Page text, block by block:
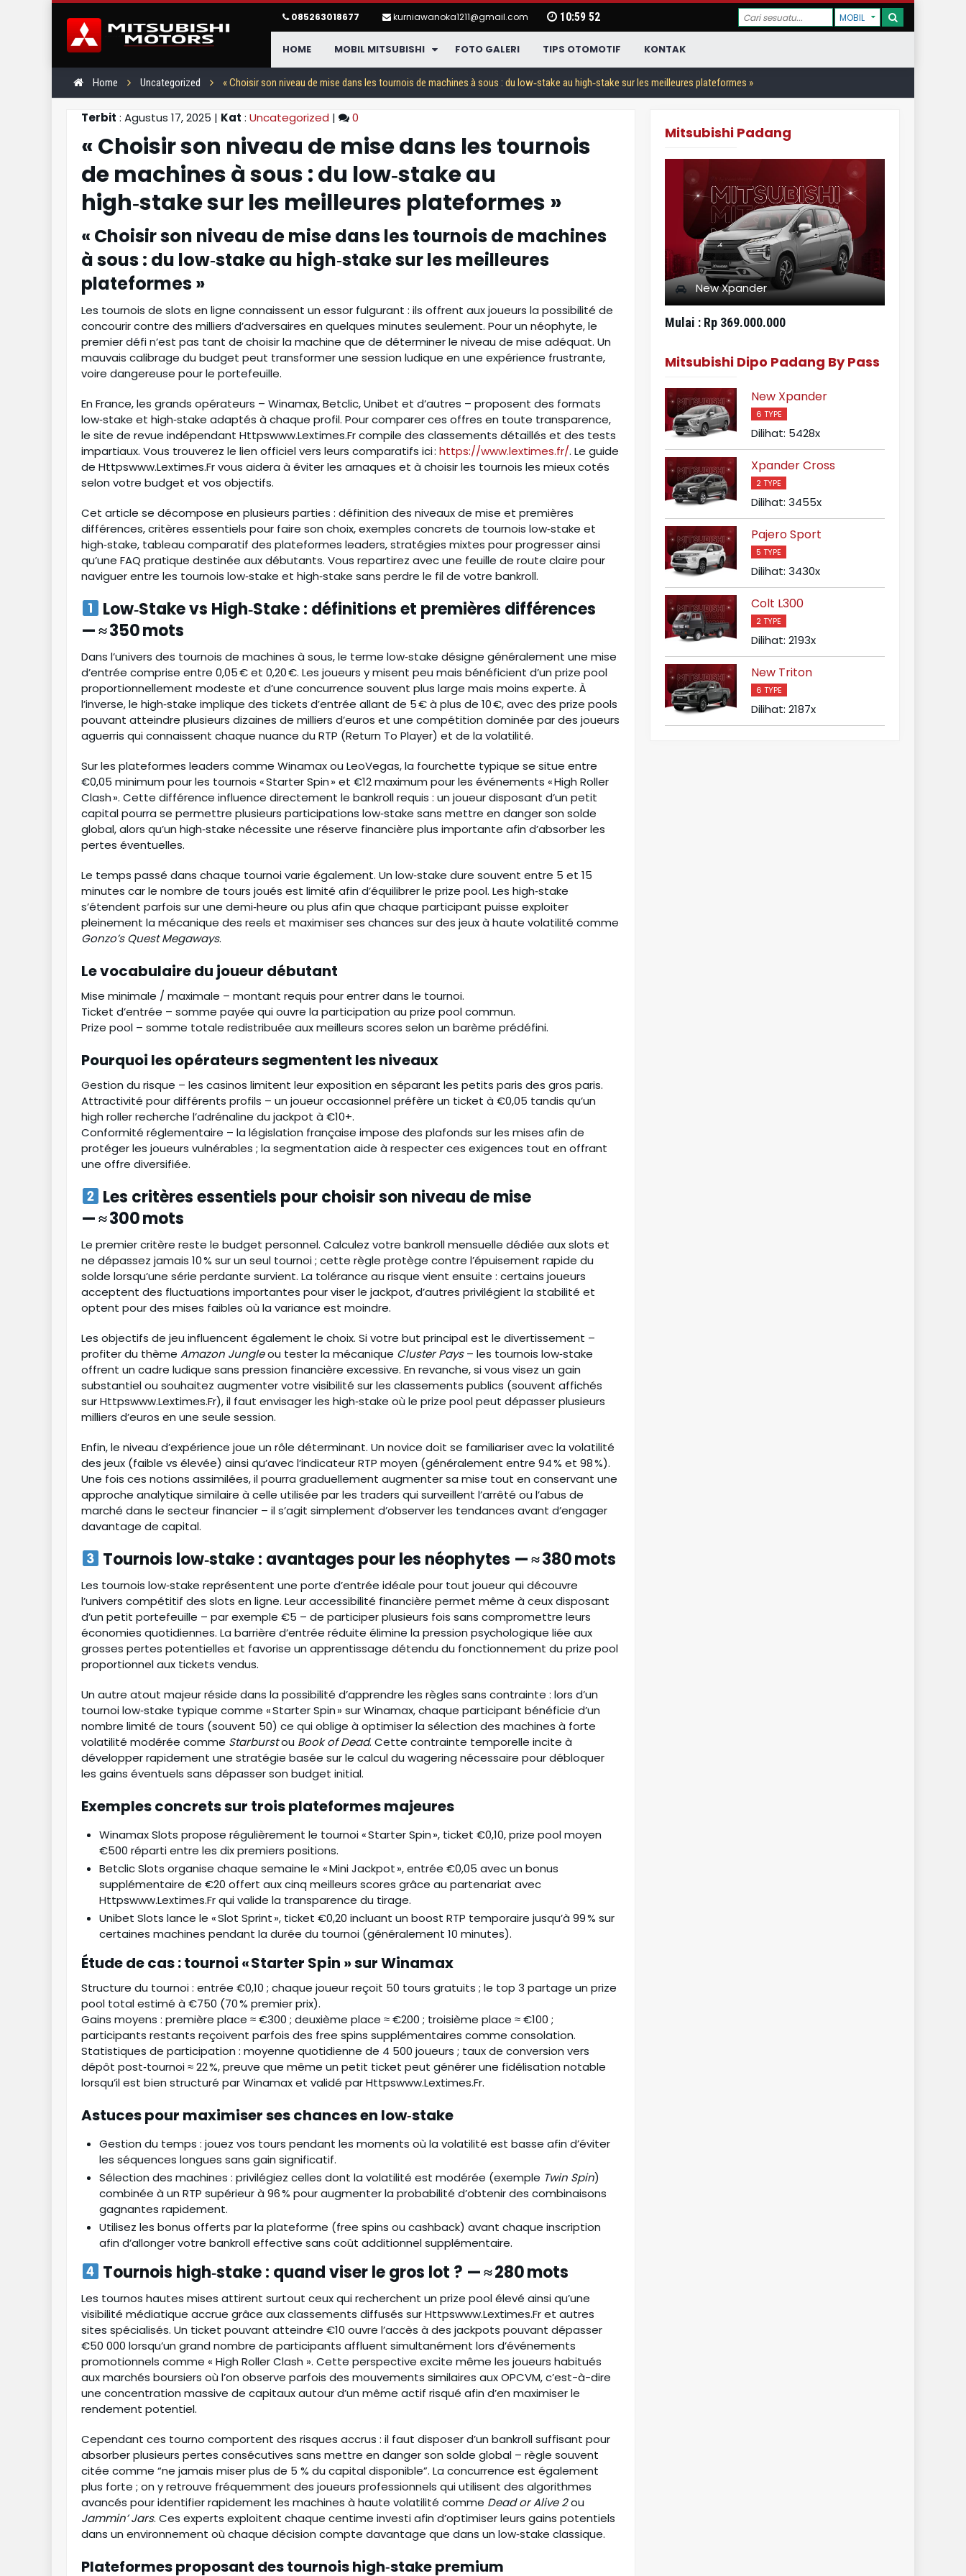
085263018677 kurniawanoka1211@gmail.com 10:59 53
HOME MOBIL MITSUBISHI FOTO GALERI TIPS OTOMOTIF KONTAK
Home Uncategorized « Choisir son niveau de mise dans les tournois de machines à sous : du low‑stake au high‑stake sur les meilleures plateformes »
Terbit : Agustus 17, 2025 | Kat : Uncategorized | 0
« Choisir son niveau de mise dans les tournois
de machines à sous : du low‑stake au
high‑stake sur les meilleures plateformes »
« Choisir son niveau de mise dans les tournois de machines
à sous : du low‑stake au high‑stake sur les meilleures
plateformes »
Les tournois de slots en ligne connaissent un essor fulgurant : ils offrent aux joueurs la possibilité de
concourir contre des milliers d’adversaires en quelques minutes seulement. Pour un néophyte, le
premier défi n’est pas tant de choisir la machine que de déterminer le niveau de mise adéquat. Un
mauvais calibrage du budget peut transformer une session ludique en une expérience frustrante,
voire dangereuse pour le portefeuille.
En France, les grands opérateurs – Winamax, Betclic, Unibet et d’autres – proposent des formats
low‑stake et high‑stake adaptés à chaque profil. Pour comparer ces offres en toute transparence,
le site de revue indépendant Httpswww.Lextimes.Fr compile des classements détaillés et des tests
impartiaux. Vous trouverez le lien officiel vers leurs comparatifs ici : https://www.lextimes.fr/. Le guide
de Httpswww.Lextimes.Fr vous aidera à éviter les arnaques et à choisir les tournois les mieux cotés
selon votre budget et vos objectifs.
Cet article se décompose en plusieurs parties : définition des niveaux de mise et premières
différences, critères essentiels pour faire son choix, exemples concrets de tournois low‑stake et
high‑stake, tableau comparatif des plateformes leaders, stratégies mixtes pour progresser ainsi
qu’une FAQ pratique destinée aux débutants. Vous repartirez avec une feuille de route claire pour
naviguer entre les tournois low‑stake et high‑stake sans perdre le fil de votre bankroll.
Low‑Stake vs High‑Stake : définitions et premières différences
— ≈ 350 mots
Dans l’univers des tournois de machines à sous, le terme low‑stake désigne généralement une mise
d’entrée comprise entre 0,05 € et 0,20 €. Les joueurs y misent peu mais bénéficient d’un prize pool
proportionnellement modeste et d’une concurrence souvent plus large mais moins experte. À
l’inverse, le high‑stake implique des tickets d’entrée allant de 5 € à plus de 10 €, avec des prize pools
pouvant atteindre plusieurs dizaines de milliers d’euros et une compétition dominée par des joueurs
aguerris qui connaissent chaque nuance du RTP (Return To Player) et de la volatilité.
Sur les plateformes leaders comme Winamax ou LeoVegas, la fourchette typique se situe entre
€0,05 minimum pour les tournois « Starter Spin » et €12 maximum pour les événements « High Roller
Clash ». Cette différence influence directement le bankroll requis : un joueur disposant d’un petit
capital pourra se permettre plusieurs participations low‑stake sans mettre en danger son solde
global, alors qu’un high‑stake nécessite une réserve financière plus importante afin d’absorber les
pertes éventuelles.
Le temps passé dans chaque tournoi varie également. Un low‑stake dure souvent entre 5 et 15
minutes car le nombre de tours joués est limité afin d’équilibrer le prize pool. Les high‑stake
s’étendent parfois sur une demi‑heure ou plus afin que chaque participant puisse exploiter
pleinement la mécanique des reels et maximiser ses chances sur des jeux à haute volatilité comme
Gonzo’s Quest Megaways.
Le vocabulaire du joueur débutant
Mise minimale / maximale – montant requis pour entrer dans le tournoi.
Ticket d’entrée – somme payée qui ouvre la participation au prize pool commun.
Prize pool – somme totale redistribuée aux meilleurs scores selon un barème prédéfini.
Pourquoi les opérateurs segmentent les niveaux
Gestion du risque – les casinos limitent leur exposition en séparant les petits paris des gros paris.
Attractivité pour différents profils – un joueur occasionnel préfère un ticket à €0,05 tandis qu’un
high roller recherche l’adrénaline du jackpot à €10+.
Conformité réglementaire – la législation française impose des plafonds sur les mises afin de
protéger les joueurs vulnérables ; la segmentation aide à respecter ces exigences tout en offrant
une offre diversifiée.
Les critères essentiels pour choisir son niveau de mise
— ≈ 300 mots
Le premier critère reste le budget personnel. Calculez votre bankroll mensuelle dédiée aux slots et
ne dépassez jamais 10 % sur un seul tournoi ; cette règle protège contre l’épuisement rapide du
solde lorsqu’une série perdante survient. La tolérance au risque vient ensuite : certains joueurs
acceptent des fluctuations importantes pour viser le jackpot, d’autres privilégient la stabilité et
optent pour des mises faibles où la variance est moindre.
Les objectifs de jeu influencent également le choix. Si votre but principal est le divertissement –
profiter du thème Amazon Jungleou tester la mécanique Cluster Pays– les tournois low‑stake
offrent un cadre ludique sans pression financière excessive. En revanche, si vous visez un gain
substantiel ou souhaitez augmenter votre visibilité sur les classements publics (souvent affichés
sur Httpswww.Lextimes.Fr), il faut envisager les high‑stake où le prize pool peut dépasser plusieurs
milliers d’euros en une seule session.
Enfin, le niveau d’expérience joue un rôle déterminant. Un novice doit se familiariser avec la volatilité
des jeux (faible vs élevée) ainsi qu’avec l’indicateur RTP moyen (généralement entre 94 % et 98 %).
Une fois ces notions assimilées, il pourra graduellement augmenter sa mise tout en conservant une
approche analytique similaire à celle utilisée par les traders qui surveillent l’arrêté ou l’abus de
marché dans le secteur financier – il s’agit simplement d’observer les tendances avant d’engager
davantage de capital.
Tournois low‑stake : avantages pour les néophytes — ≈ 380 mots
Les tournois low‑stake représentent une porte d’entrée idéale pour tout joueur qui découvre
l’univers compétitif des slots en ligne. Leur accessibilité financière permet même à ceux disposant
d’un petit portefeuille – par exemple €5 – de participer plusieurs fois sans compromettre leurs
économies quotidiennes. La barrière d’entrée réduite élimine la pression psychologique liée aux
grosses pertes potentielles et favorise un apprentissage détendu du fonctionnement du prize pool
proportionnel aux tickets vendus.
Un autre atout majeur réside dans la possibilité d’apprendre les règles sans contrainte : lors d’un
tournoi low‑stake typique comme « Starter Spin » sur Winamax, chaque participant bénéficie d’un
nombre limité de tours (souvent 50) ce qui oblige à optimiser la sélection des machines à forte
volatilité modérée comme Starburstou Book of Dead. Cette contrainte temporelle incite à
développer rapidement une stratégie basée sur le calcul du wagering nécessaire pour débloquer
les gains éventuels sans dépasser son budget initial.
Exemples concrets sur trois plateformes majeures
Winamax Slots propose régulièrement le tournoi « Starter Spin », ticket €0,10, prize pool moyen
€500 réparti entre les dix premiers positions.
Betclic Slots organise chaque semaine le « Mini Jackpot », entrée €0,05 avec un bonus
supplémentaire de €20 offert aux cinq meilleurs scores grâce au partenariat avec
Httpswww.Lextimes.Fr qui valide la transparence du tirage.
Unibet Slots lance le « Slot Sprint », ticket €0,20 incluant un boost RTP temporaire jusqu’à 99 % sur
certaines machines pendant la durée du tournoi (généralement 10 minutes).
Étude de cas : tournoi « Starter Spin » sur Winamax
Structure du tournoi : entrée €0,10 ; chaque joueur reçoit 50 tours gratuits ; le top 3 partage un prize
pool total estimé à €750 (70 % premier prix).
Gains moyens : première place ≈ €300 ; deuxième place ≈ €200 ; troisième place ≈ €100 ;
participants restants reçoivent parfois des free spins supplémentaires comme consolation.
Statistiques de participation : moyenne quotidienne de 4 500 joueurs ; taux de conversion vers
dépôt post‑tournoi ≈ 22 %, preuve que même un petit ticket peut générer une fidélisation notable
lorsqu’il est bien structuré par Winamax et validé par Httpswww.Lextimes.Fr.
Astuces pour maximiser ses chances en low‑stake
Gestion du temps : jouez vos tours pendant les moments où la volatilité est basse afin d’éviter
les séquences longues sans gain significatif.
Sélection des machines : privilégiez celles dont la volatilité est modérée (exemple Twin Spin)
combinée à un RTP supérieur à 96 % pour augmenter la probabilité d’obtenir des combinaisons
gagnantes rapidement.
Utilisez les bonus offerts par la plateforme (free spins ou cashback) avant chaque inscription
afin d’allonger votre bankroll effective sans coût additionnel supplémentaire.
Tournois high‑stake : quand viser le gros lot ? — ≈ 280 mots
Les tournos hautes mises attirent surtout ceux qui recherchent un prize pool élevé ainsi qu’une
visibilité médiatique accrue grâce aux classements diffusés sur Httpswww.Lextimes.Fr et autres
sites spécialisés. Un ticket pouvant atteindre €10 ouvre l’accès à des jackpots pouvant dépasser
€50 000 lorsqu’un grand nombre de participants affluent simultanément lors d’événements
promotionnels comme « High Roller Clash ». Cette perspective excite même les joueurs habitués
aux marchés boursiers où l’on observe parfois des mouvements similaires aux OPCVM, c’est-à-dire
une concentration massive de capitaux autour d’un même actif risqué afin d’en maximiser le
rendement potentiel.
Cependant ces tourno comportent des risques accrus : il faut disposer d’un bankroll suffisant pour
absorber plusieurs pertes consécutives sans mettre en danger son solde global – règle souvent
citée comme “ne jamais miser plus de 5 % du capital disponible”. La concurrence est également
plus forte ; on y retrouve fréquemment des joueurs professionnels qui utilisent des algorithmes
avancés pour identifier rapidement les machines à haute volatilité comme Dead or Alive 2ou
Jammin’ Jars. Ces experts exploitent chaque centime investi afin d’optimiser leurs gains potentiels
dans un environnement où chaque décision compte davantage que dans un low‑stake classique.
Plateformes proposant des tournois high‑stake premium
Mitsubishi Padang
Rp 272.000.000 Mulai :Rp 587.000.000 Mulai :Rp 825.000.000
New Xpander
Mulai : Rp 369.000.000
Mitsubishi Dipo Padang By Pass
New Xpander
6 TYPE
Dilihat: 5428x
Xpander Cross
2 TYPE
Dilihat: 3455x
Pajero Sport
5 TYPE
Dilihat: 3430x
Colt L300
2 TYPE
Dilihat: 2193x
New Triton
6 TYPE
Dilihat: 2187x